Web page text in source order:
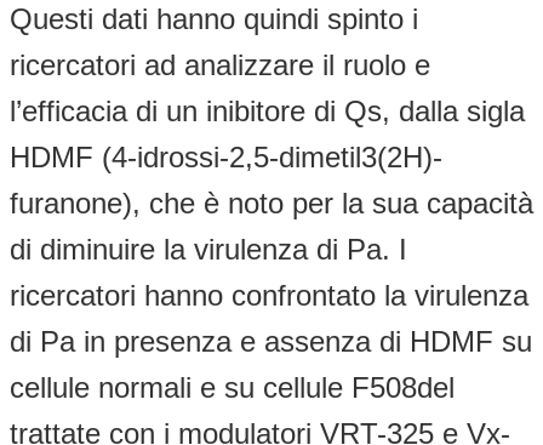
Questi dati hanno quindi spinto i
ricercatori ad analizzare il ruolo e
l’efficacia di un inibitore di Qs, dalla sigla
HDMF (4-idrossi-2,5-dimetil3(2H)-
furanone), che è noto per la sua capacità
di diminuire la virulenza di Pa. I
ricercatori hanno confrontato la virulenza
di Pa in presenza e assenza di HDMF su
cellule normali e su cellule F508del
trattate con i modulatori VRT-325 e Vx-